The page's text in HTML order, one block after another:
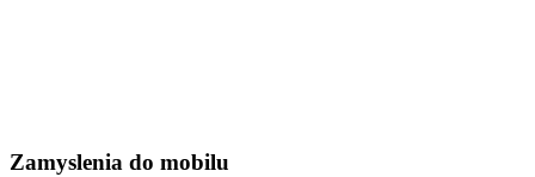
Zamyslenia do mobilu